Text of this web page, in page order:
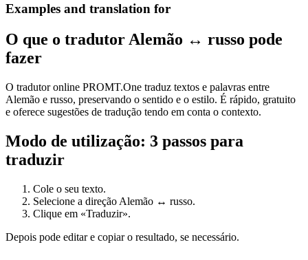
Examples and translation for
O que o tradutor Alemão ↔ russo pode
fazer
O tradutor online PROMT.One traduz textos e palavras entre
Alemão e russo, preservando o sentido e o estilo. É rápido, gratuito
e oferece sugestões de tradução tendo em conta o contexto.
Modo de utilização: 3 passos para
traduzir
Cole o seu texto.
Selecione a direção Alemão ↔ russo.
Clique em «Traduzir».
Depois pode editar e copiar o resultado, se necessário.